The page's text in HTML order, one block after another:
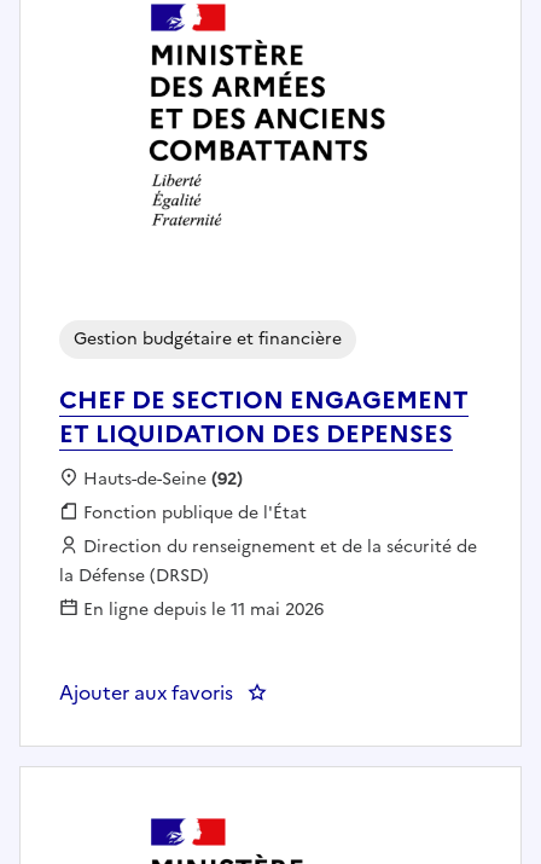
CHEF DE SECTION ENGAGEMENT
ET LIQUIDATION DES DEPENSES
Gestion budgétaire et financière
Localisation :
Hauts-de-Seine(92)
Fonction publique :
Fonction publique de l'État
Employeur :
Direction du renseignement et de la sécurité de
la Défense (DRSD)
En ligne depuis le 11 mai 2026
Ajouter aux favoris : CHEF DE SECTION